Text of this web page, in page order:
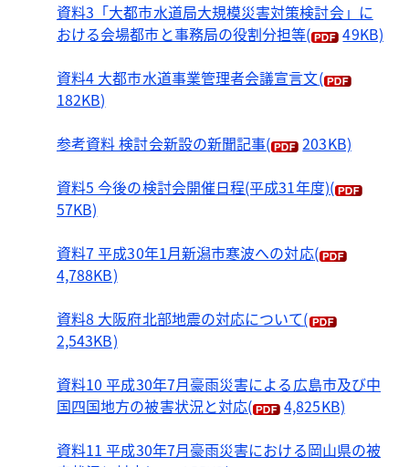
資料3「大都市水道局大規模災害対策検討会」に
おける会場都市と事務局の役割分担等(
49KB)
資料4 大都市水道事業管理者会議宣言文(
182KB)
参考資料 検討会新設の新聞記事(
203KB)
資料5 今後の検討会開催日程(平成31年度)(
57KB)
資料7 平成30年1月新潟市寒波への対応(
4,788KB)
資料8 大阪府北部地震の対応について(
2,543KB)
資料10 平成30年7月豪雨災害による広島市及び中
国四国地方の被害状況と対応(
4,825KB)
資料11 平成30年7月豪雨災害における岡山県の被